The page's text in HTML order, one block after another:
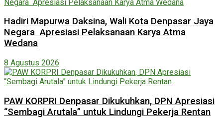
Hadiri Mapurwa Daksina, Wali Kota Denpasar Jaya
Negara Apresiasi Pelaksanaan Karya Atma
Wedana
8 Agustus 2026
PAW KORPRI Denpasar Dikukuhkan, DPN Apresiasi
“Sembagi Arutala” untuk Lindungi Pekerja Rentan